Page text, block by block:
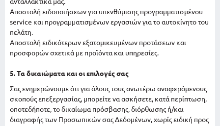
Αποστολή ειδοποιήσεων για υπενθύμισης προγραμματισμένου
service και προγραμματισμένων εργασιών για το αυτοκίνητο του
πελάτη.
Αποστολή ειδικότερων εξατομικευμένων προτάσεων και
προσφορών σχετικά με προϊόντα και υπηρεσίες.
5. Τα δικαιώματα και οι επιλογές σας
Σας ενημερώνουμε ότι για όλους τους ανωτέρω αναφερόμενους
σκοπούς επεξεργασίας, μπορείτε να ασκήσετε, κατά περίπτωση,
οποτεδήποτε, το δικαίωμα πρόσβασης, διόρθωσης ή/και
διαγραφής των Προσωπικών σας Δεδομένων, χωρίς ειδική προς